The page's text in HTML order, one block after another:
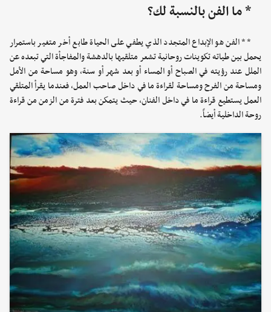
* ما الفن بالنسبة لك؟
** الفن هو الإبداع المتجدد الذي يطفي على الحياة طابع أخر متغير باستمرار
يحمل بين طياته تكوينات روحانية تشعر متلقيها بالدهشة والمفاجأة التي تبعده عن
الملل عند رؤيته في الصباح أو المساء أو بعد شهر أو سنة، وهو مساحة من الأمل
ومساحة من الفرح ومساحة لقراءة ما في داخل صاحب العمل، فعندما يقرأ المتلقي
العمل يستطيع قراءة ما في داخل الفنان، حيث يتمكن بعد فترة من الزمن من قراءة
روحة الداخلية أيضاً.